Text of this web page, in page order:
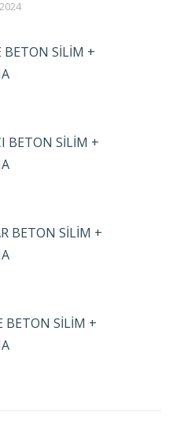
BETON SİLİM +
BETON SİLİM +
BETON SİLİM +
BETON SİLİM +